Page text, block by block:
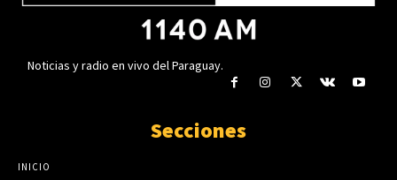
Noticias y radio en vivo del Paraguay.
Secciones
INICIO